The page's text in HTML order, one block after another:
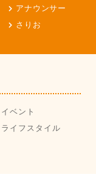
アナウンサー
さりお
イベント
ライフスタイル